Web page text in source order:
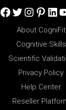
Facebook
Twitter
About CogniFit
Cognitive Skills
Scientific
Privacy Policy
Help Center
Reseller